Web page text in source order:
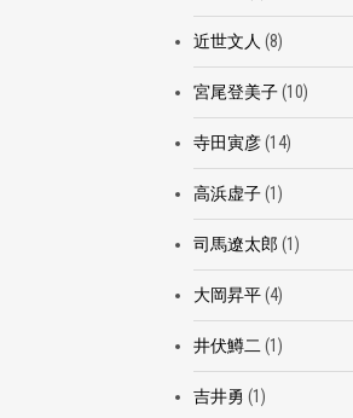
近世文人 (8)
宮尾登美子(10)
寺田寅彦(14)
高浜虚子(1)
司馬遼太郎 (1)
大岡昇平(4)
井伏鱒二 (1)
吉井勇 (1)